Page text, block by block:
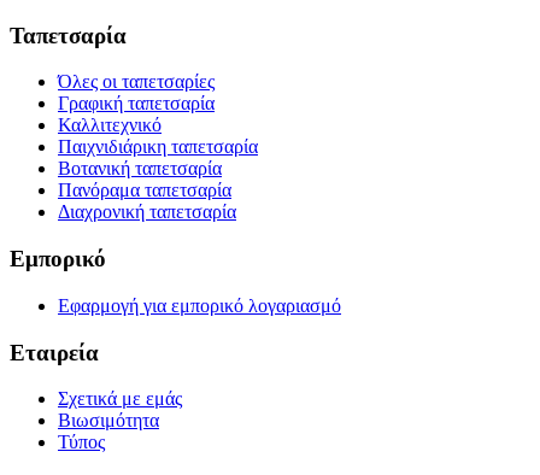
Ταπετσαρία
Όλες οι ταπετσαρίες
Γραφική ταπετσαρία
Καλλιτεχνικό
Παιχνιδιάρικη ταπετσαρία
Βοτανική ταπετσαρία
Πανόραμα ταπετσαρία
Διαχρονική ταπετσαρία
Εμπορικό
Εφαρμογή για εμπορικό λογαριασμό
Εταιρεία
Σχετικά με εμάς
Βιωσιμότητα
Τύπος